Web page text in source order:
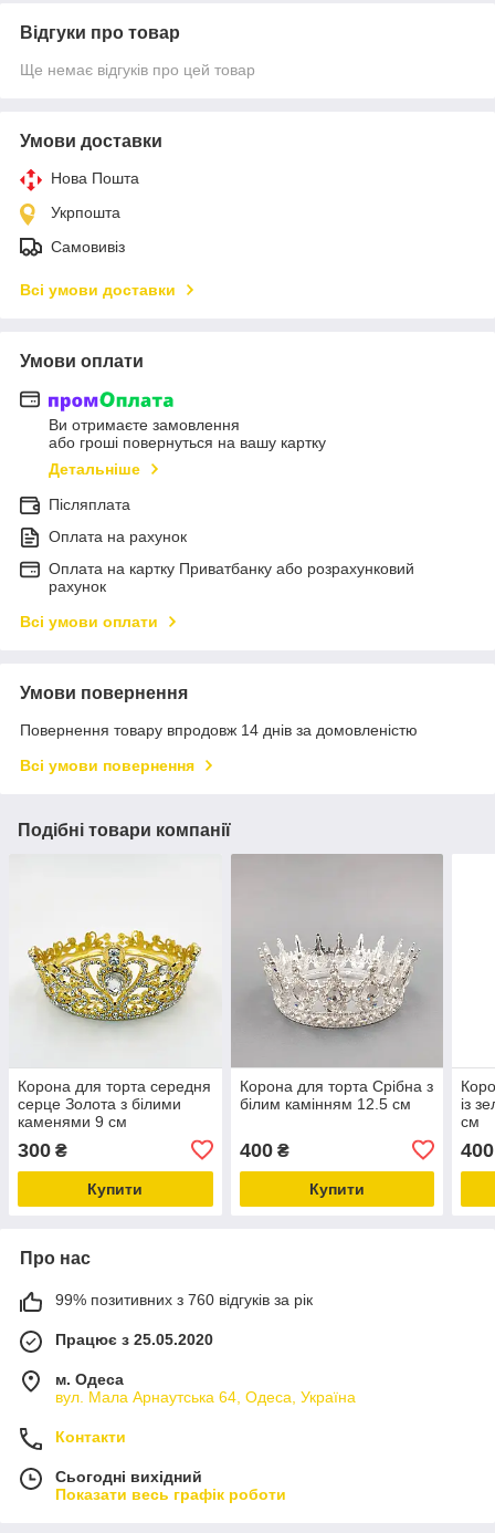
Відгуки про товар
Ще немає відгуків про цей товар
Умови доставки
Нова Пошта
Укрпошта
Самовивіз
Всі умови доставки
Умови оплати
Ви отримаєте замовлення
або гроші повернуться на вашу картку
Детальніше
Післяплата
Оплата на рахунок
Оплата на картку Приватбанку або розрахунковий
рахунок
Всі умови оплати
Умови повернення
Повернення товару впродовж 14 днів за домовленістю
Всі умови повернення
Подібні товари компанії
Корона для торта середня
серце Золота з білими
каменями 9 см
300 ₴
Купити
Корона для торта Срібна з
білим камінням 12.5 см
400₴
Купити
із
см
400
Про нас
99% позитивних з 760 відгуків за рік
Працює з 25.05.2020
м. Одеса
вул. Мала Арнаутська 64, Одеса, Україна
Контакти
Сьогодні вихідний
Показати весь графік роботи